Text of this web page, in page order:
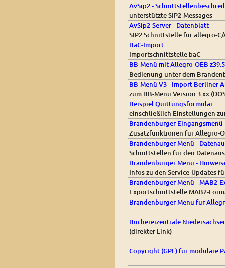
AvSip2 -
unterstützte SIP2-Messages
AvSip2-Server - Datenblatt
SIP2 Schnittstelle für allegro-
BaC-Import
Importschnittstelle baC
BB-Menü mit Allegro-OEB
Bedienung unter dem
BB-Menü V3 - Import Berliner
zum BB-Menü Version 3.xx
Beispiel Quittungsformular
einschließlich Einstellungen
Brandenburger
Zusatzfunktionen für Allegro-
Brandenburger Menü -
Schnittstellen für den
Brandenburger Menü -
Infos zu den Service-Updates
Brandenburger Menü - MAB2-
Exportschnittstelle MAB2-
Brandenburger Menü für
Büchereizentrale
(direkter Link)
Copyright (GPL) für modulare